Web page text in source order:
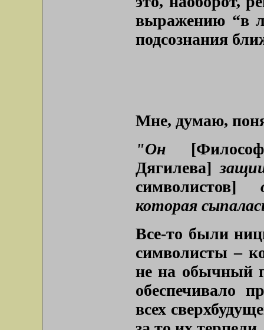
выражению “в
подсознания
Мне, думаю,
"Он
Дягилева]
символистов]
которая
Все-то были
символисты –
не на обычный
обеспечивало
всех